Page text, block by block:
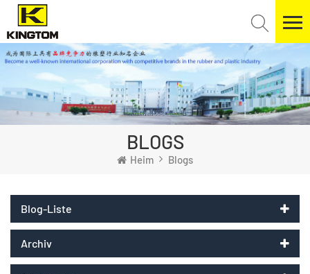
BLOGS
Heim Blogs
Blog-Liste
Archiv